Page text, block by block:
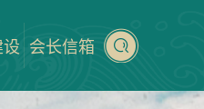
设 会长信箱